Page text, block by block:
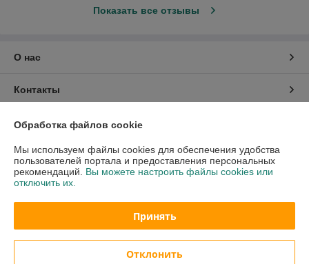
Показать все отзывы
О нас
Контакты
Доставка и оплата
График работы
Полная версия сайта
Политика обработки cookies
Сайт создан на платформе Deal.by
Обработка файлов cookie
Мы используем файлы cookies для обеспечения удобства
пользователей портала и предоставления персональных
рекомендаций. Вы можете настроить файлы cookies или
отключить их.
Принять
Отклонить